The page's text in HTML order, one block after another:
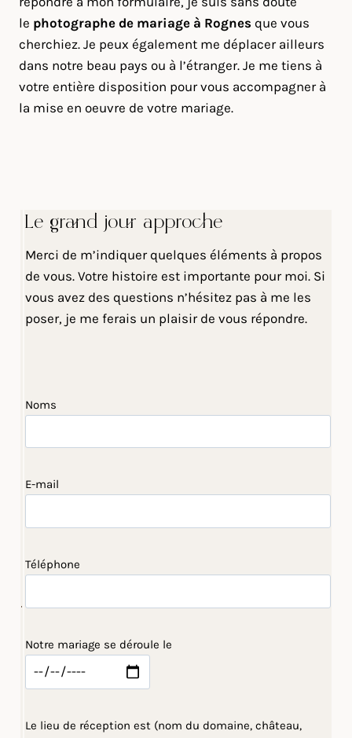
le photographe de mariage à Rognes que vous
cherchiez. Je peux également me déplacer ailleurs
dans notre beau pays ou à l’étranger. Je me tiens à
votre entière disposition pour vous accompagner à
la mise en oeuvre de votre mariage.
Le grand jour approche
Merci de m’indiquer quelques éléments à propos
de vous. Votre histoire est importante pour moi. Si
vous avez des questions n’hésitez pas à me les
poser, je me ferais un plaisir de vous répondre.
Noms
E-mail
Téléphone
Notre mariage se déroule le
Le lieu de réception est (nom du domaine, château,